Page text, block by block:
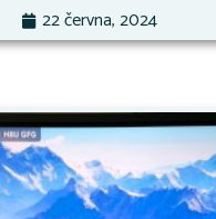
22 června, 2024